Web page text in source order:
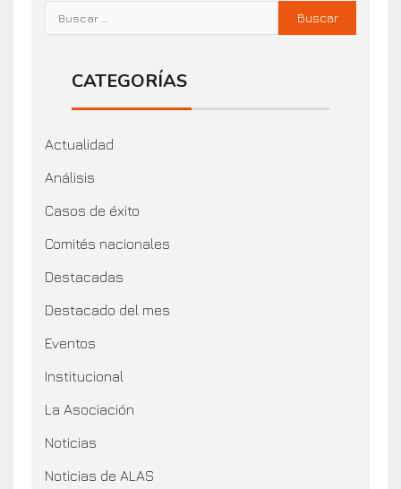
CATEGORÍAS
Actualidad
Análisis
Casos de éxito
Comités nacionales
Destacadas
Destacado del mes
Eventos
Institucional
La Asociación
Noticias
Noticias de ALAS